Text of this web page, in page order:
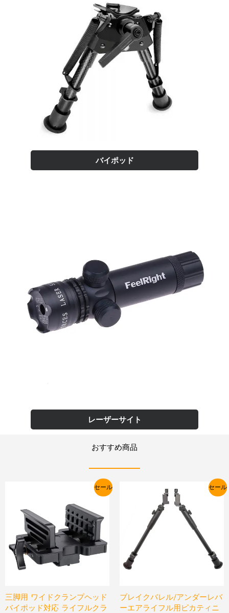
バイポッド
レーザーサイト
おすすめ商品
セール
三脚用 ワイドクランプヘッド
バイポッド対応 ライフルクラ
格
は
$59.99
で
し
た。
は
$39.99
で
す。
セール
ブレイクバレル/アンダーレバ
ーエアライフル用ピカティニ
は
$49.99
で
在
の